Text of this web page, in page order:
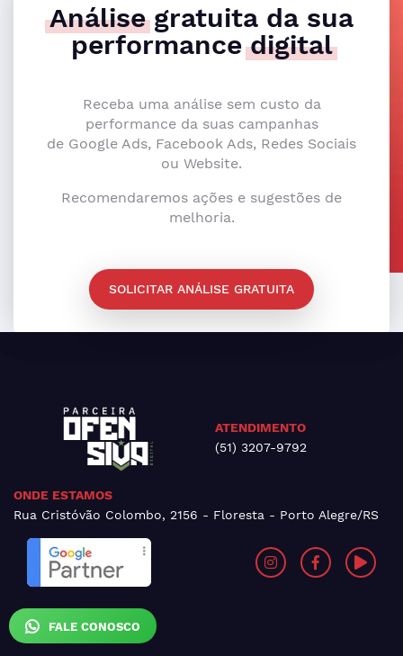
FALE CONOSCO
Análisegratuita da sua
performancedigital
Receba uma análise sem custo da
performance da suas campanhas
de Google Ads, Facebook Ads, Redes Sociais
ou Website.
Recomendaremos ações e sugestões de
melhoria.
SOLICITAR ANÁLISE GRATUITA
ATENDIMENTO
(51) 3207-9792
ONDE ESTAMOS
Rua Cristóvão Colombo, 2156 - Floresta - Porto Alegre/RS